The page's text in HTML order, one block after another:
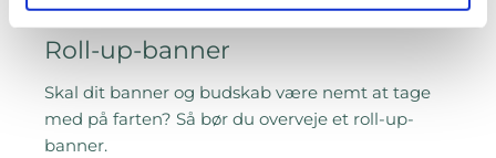
Roll-up-banner
Skal dit banner og budskab være nemt at tage
med på farten? Så bør du overveje et roll-up-
banner.